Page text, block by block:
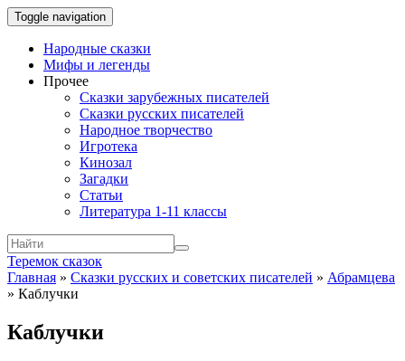
Toggle navigation
Народные сказки
Мифы и легенды
Прочее
Сказки зарубежных писателей
Сказки русских писателей
Народное творчество
Игротека
Кинозал
Загадки
Статьи
Литература 1-11 классы
Теремок сказок
Главная » Сказки русских и советских писателей » Абрамцева
» Каблучки
Каблучки